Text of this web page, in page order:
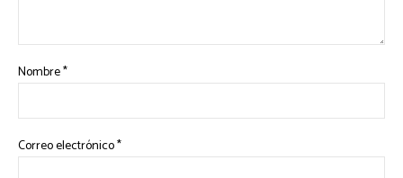
Nombre*
Correo electrónico*